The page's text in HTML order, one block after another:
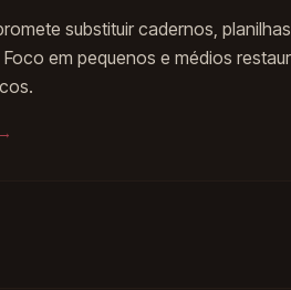
substituir cadernos,
em pequenos e médios
→